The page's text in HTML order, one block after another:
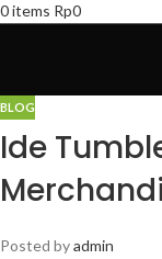
0items Rp0
BLOG
Ide
Posted byadmin